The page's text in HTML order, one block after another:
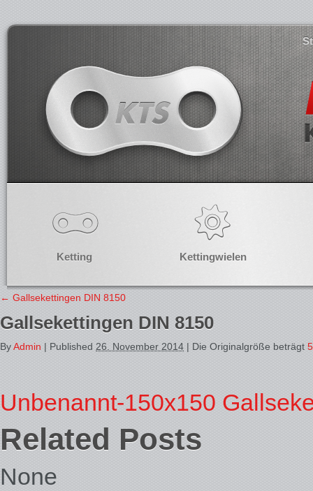
Ketting Kettingwielen
← Gallsekettingen DIN 8150
Gallsekettingen DIN 8150
ByAdmin | Published 26. November 2014 | Die Originalgröße beträgt
Unbenannt-150x150
Related Posts
None